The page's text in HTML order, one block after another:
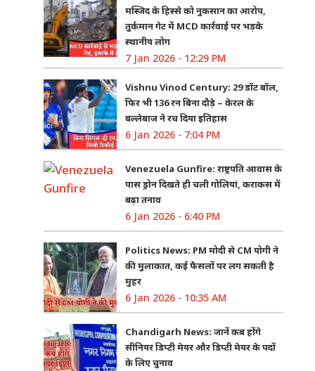
मस्जिद के हिस्से को नुकसान का आरोप,
तुर्कमान गेट में MCD कार्रवाई पर भड़के
स्थानीय लोग
7 Jan 2026 - 12:29 PM
Vishnu Vinod Century: 29 डॉट बॉल,
फिर भी 136 रन बिना दौड़े – केरल के
बल्लेबाज ने रच दिया इतिहास
6 Jan 2026 - 7:04 PM
Venezuela Gunfire: राष्ट्रपति आवास के
पास ड्रोन दिखते ही चली गोलियां, कराकस में
बढ़ा तनाव
6 Jan 2026 - 6:40 PM
Politics News: PM मोदी से CM योगी ने
की मुलाकात, कई फैसलों पर लग सकती है
मुहर
6 Jan 2026 - 10:35 AM
Chandigarh News: जानें कब होंगे
सीनियर डिप्टी मेयर और डिप्टी मेयर के पदों
के लिए चुनाव